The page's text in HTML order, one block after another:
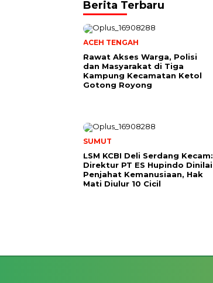
Berita Terbaru
ACEH TENGAH
Rawat Akses Warga, Polisi
dan Masyarakat di Tiga
Kampung Kecamatan Ketol
Gotong Royong
SUMUT
LSM KCBI Deli Serdang Kecam:
Direktur PT ES Hupindo Dinilai
Penjahat Kemanusiaan, Hak
Mati Diulur 10 Cicil